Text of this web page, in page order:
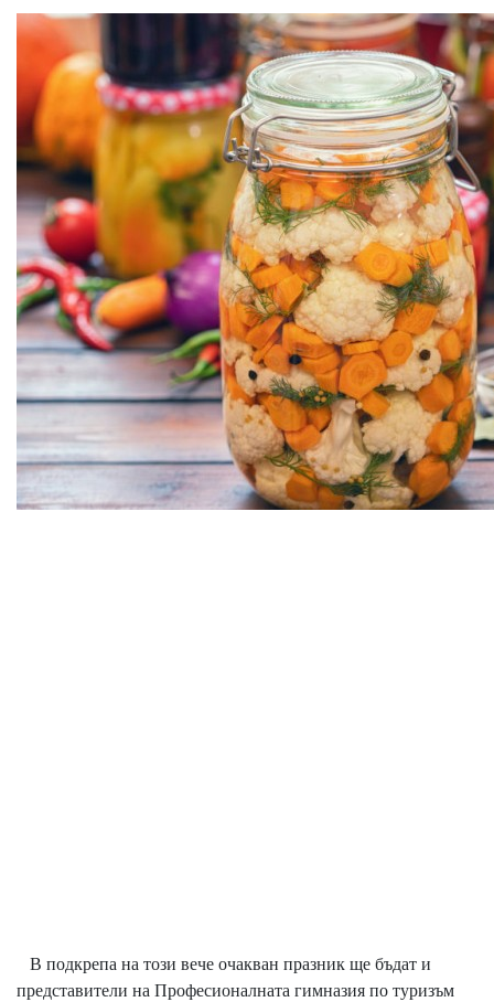
В подкрепа на този вече очакван празник ще бъдат и
представители на Професионалната гимназия по туризъм